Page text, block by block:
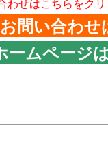
わせはこちらをク
問い合わせ
ームページ